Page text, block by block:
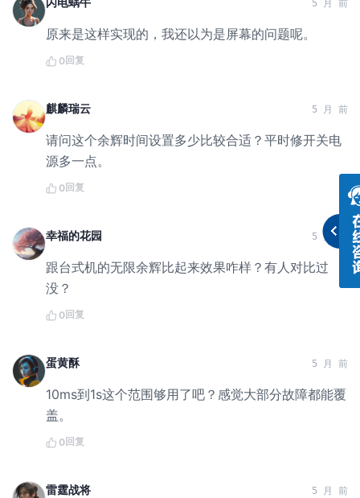
5 月 前
原来是这样实现的，我还以为是屏幕的问题呢。
0回复
麒麟瑞云 5 月 前
请问这个余辉时间设置多少比较合适？平时修开关电
源多一点。
0回复
幸福的花园 5 月 前
跟台式机的无限余辉比起来效果咋样？有人对比过
没？
0回复
蛋黄酥 5 月 前
10ms到1s这个范围够用了吧？感觉大部分故障都能覆
盖。
0回复
雷霆战将 5 月 前